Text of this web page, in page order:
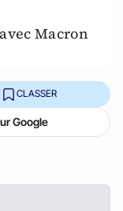
Macron
CLASSER
Google